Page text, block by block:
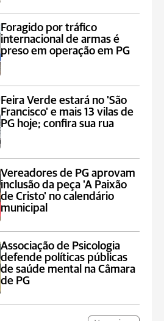
Foragido por tráfico
internacional de armas é
preso em operação em PG
Feira Verde estará no 'São
Francisco' e mais 13 vilas de
PG hoje; confira sua rua
Vereadores de PG aprovam
inclusão da peça 'A Paixão
de Cristo' no calendário
municipal
Associação de Psicologia
defende políticas públicas
de saúde mental na Câmara
de PG